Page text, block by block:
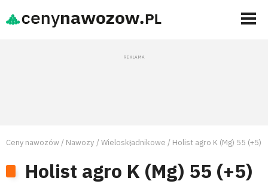
Ceny nawozów Nawozy Wieloskładnikowe Holist agro K (Mg) 55 (+5)
Holist agro K (Mg) 55 (+5)